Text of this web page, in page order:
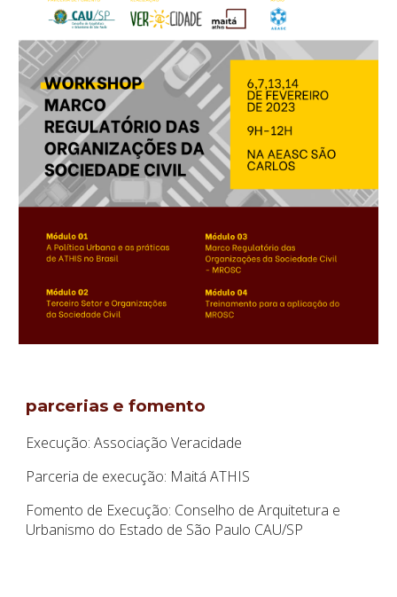
parcerias e fomento
Execução: Associação Veracidade
Parceria de execução: Maitá ATHIS
Fomento de Execução: Conselho de Arquitetura e
Urbanismo do Estado de São Paulo CAU/SP